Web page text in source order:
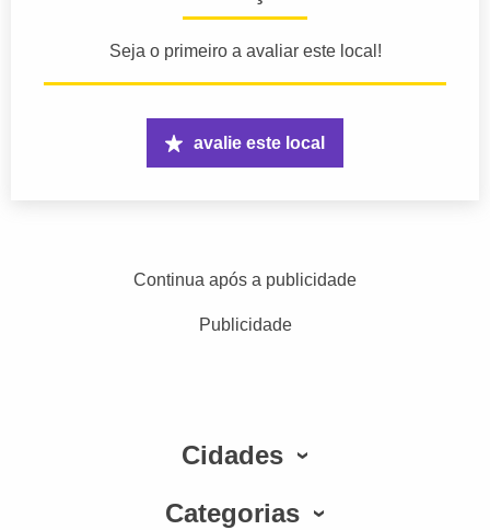
Seja o primeiro a avaliar este local!
avalie este local
Continua após a publicidade
Publicidade
Cidades
Categorias